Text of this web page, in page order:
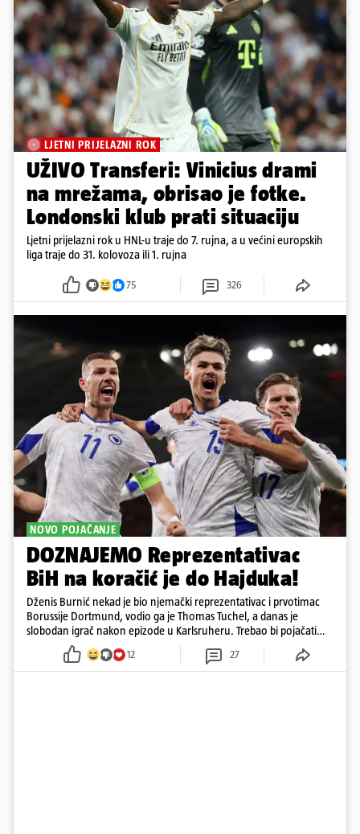
LJETNI PRIJELAZNI ROK
UŽIVO Transferi: Vinicius drami
na mrežama, obrisao je fotke.
Londonski klub prati situaciju
Ljetni prijelazni rok u HNL-u traje do 7. rujna, a u većini europskih
liga traje do 31. kolovoza ili 1. rujna
75 326
NOVO POJAČANJE
DOZNAJEMO Reprezentativac
BiH na koračić je do Hajduka!
Dženis Burnić nekad je bio njemački reprezentativac i prvotimac
Borussije Dortmund, vodio ga je Thomas Tuchel, a danas je
slobodan igrač nakon epizode u Karlsruheru. Trebao bi pojačati
konkurenciju u veznom redu
12 27